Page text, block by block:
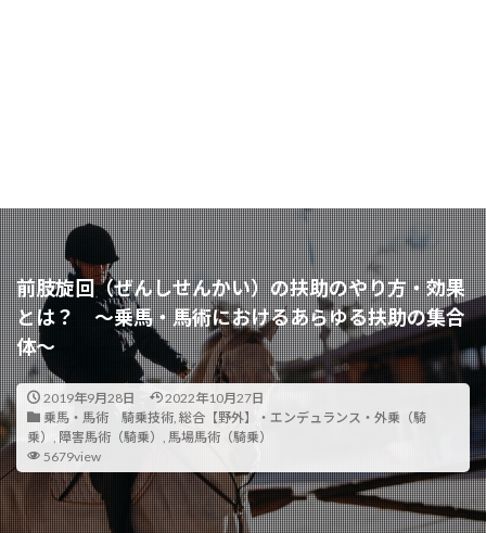
前肢旋回（ぜんしせんかい）の扶助のやり方・効果
とは？ ～乗馬・馬術におけるあらゆる扶助の集合
体～
2019年9月28日
2022年10月27日
乗馬・馬術 騎乗技術, 総合【野外】・エンデュランス・外乗（騎
乗） , 障害馬術（騎乗） , 馬場馬術（騎乗）
5679view